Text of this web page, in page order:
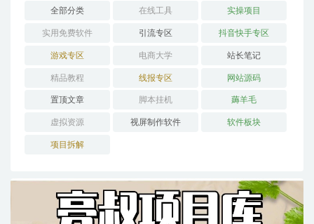
全部分类 在线工具 实操项目
实用免费软件 引流专区 抖音快手专区
游戏专区 电商大学 站长笔记
精品教程 线报专区 网站源码
置顶文章 脚本挂机 薅羊毛
虚拟资源 视屏制作软件 软件板块
项目拆解